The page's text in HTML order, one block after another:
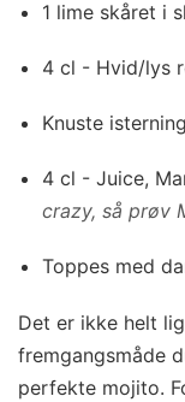
1 lime skåret i
4 cl - Hvid/lys
Knuste
4 cl - Juice,
crazy, så prøv
Toppes med
Det er ikke helt
fremgangsmåde
perfekte mojito.